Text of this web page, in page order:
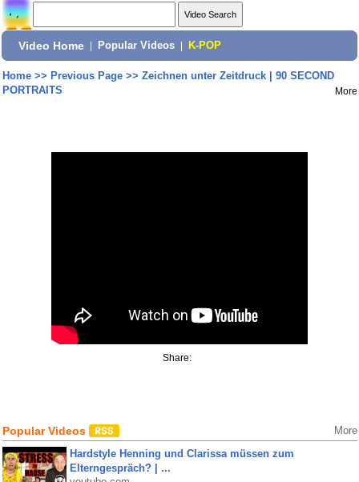
Video Home Popular Videos K-POP
Home>> Previous Page>> Zeichnen unter Zeitdruck | 90 SECOND
PORTRAITS
More
Share:
Popular Videos More
Hardstyle Henning und Clarissa müssen zum
Elterngespräch? | ...